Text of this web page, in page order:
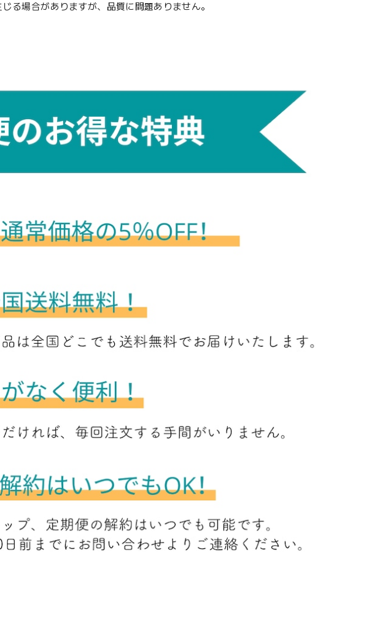
る場合がありますが、品質に問題ありません。